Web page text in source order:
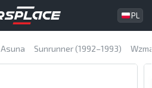
PL
Asuna Sunrunner (1992–1993)